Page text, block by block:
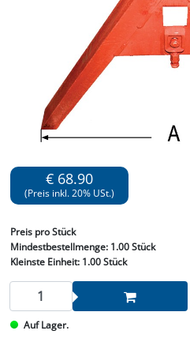
€ 68.90
(Preis inkl. 20% USt.)
Preis pro Stück
Mindestbestellmenge: 1.00 Stück
Kleinste Einheit:1.00 Stück
Auf Lager.